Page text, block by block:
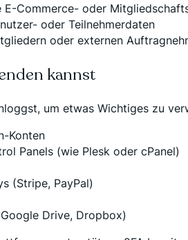
E-Commerce- oder
oder Teilnehmerdaten
oder externen
kannst
um etwas Wichtiges zu
Konten
Panels (wie Plesk oder cPanel)
(Stripe, PayPal)
Drive, Dropbox)